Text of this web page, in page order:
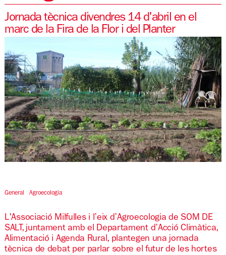
Jornada tècnica divendres 14 d'abril en el
marc de la Fira de la Flor i del Planter
General Agroecologia
L'Associació Milfulles i l’eix d’Agroecologia de SOM DE
SALT, juntament amb el Departament d’Acció Climàtica,
Alimentació i Agenda Rural, plantegen una jornada
tècnica de debat per parlar sobre el futur de les hortes